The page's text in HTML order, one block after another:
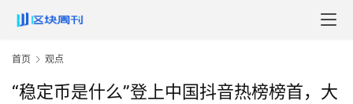
首页 观点
“稳定币是什么”登上中国抖音热榜榜首，大